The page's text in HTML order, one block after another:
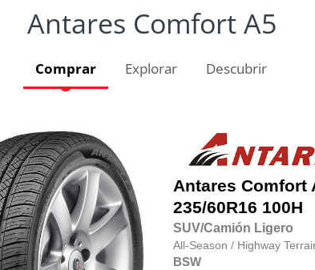
Antares Comfort A5
Comprar Explorar Descubrir
Antares Comfort
235/60R16 100H
SUV/Camión Ligero
All-Season / Highway
BSW